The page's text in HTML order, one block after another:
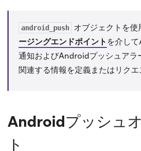
android_push オブジェクトを使
ージングエンドポイント を介し
通知およびAndroidプッシュアラ
関連する情報を定義またはリクエ
Androidプッシュ
ト